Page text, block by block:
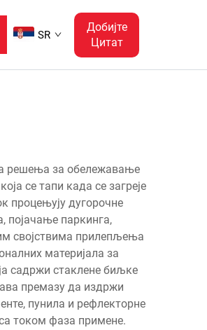
SR
Добијте
Цитат
решења за обележавање
се тапи када се загреје
процењују дугорочне
појачање паркинга,
својствима прилепљења
материјала за
садржи стаклене биљке
премазу да издржи
пунила и рефлекторне
током фаза примене.